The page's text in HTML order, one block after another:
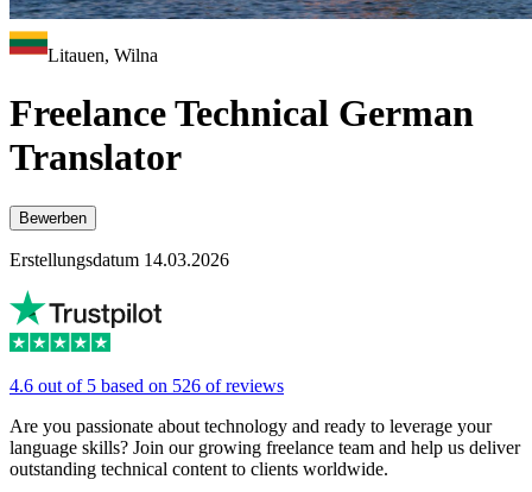
Litauen, Wilna
Freelance Technical German
Translator
Bewerben
Erstellungsdatum 14.03.2026
4.6 out of 5 based on 526 of reviews
Are you passionate about technology and ready to leverage your
language skills? Join our growing freelance team and help us deliver
outstanding technical content to clients worldwide.